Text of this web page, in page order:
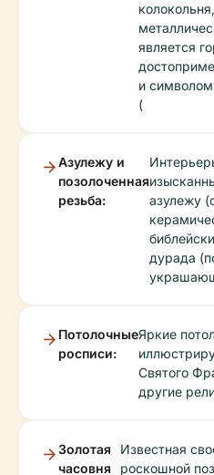
является
и
(
Азулежу и
позолоченная
резьба:
азулежу
дурада
Потолочные
росписи:
Яркие
Святого
другие
Золотая
часовня
Известная
роскошной